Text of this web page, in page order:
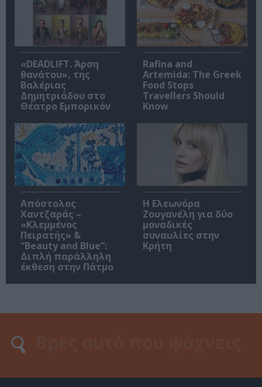
«DEADLIFT. Άρση
θανάτου», της
Βαλέριας
Δημητριάδου στο
Θέατρο Εμπορικόν
Rafina and
Artemida: The Greek
Food Stops
Travellers Should
Know
Απόστολος
Χαντζαράς –
«Κλεμμένος
Πειρατής» &
“Beauty and Blue”:
Διπλή παράλληλη
έκθεση στην Πάτμο
Η Ελεωνόρα
Ζουγανέλη για δύο
μοναδικές
συναυλίες στην
Κρήτη